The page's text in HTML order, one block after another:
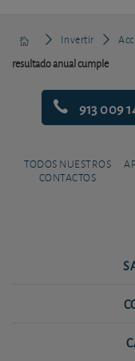
Invertir
resultado anual cumple
913 009
TODOS NUESTROS
CONTACTOS